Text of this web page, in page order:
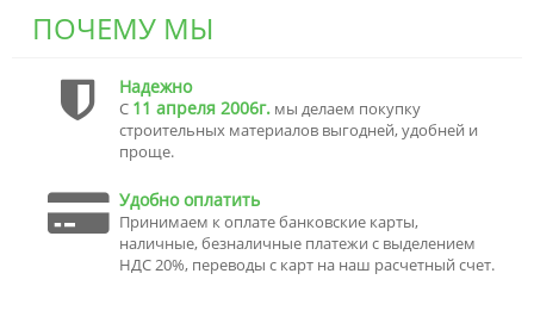
ПОЧЕМУ МЫ
Надежно
С 11 апреля 2006г. мы делаем покупку
строительных материалов выгодней, удобней и
проще.
Удобно оплатить
Принимаем к оплате банковские карты,
наличные, безналичные платежи с выделением
НДС 20%, переводы с карт на наш расчетный счет.